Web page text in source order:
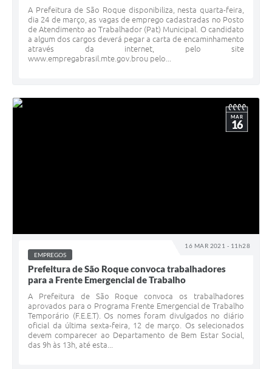
A Prefeitura de São Roque disponibiliza, nesta quarta-feira,
dia 24 de março, as vagas de emprego cadastradas no Posto
de Atendimento ao Trabalhador (Pat) Municipal. O candidato
a algum dos cargos deverá pegar a carta de encaminhamento
através da internet, pelo site
www.empregabrasil.mte.gov.brou pelo...
16 MAR 2021 - 11h28
MAR
16
EMPREGOS
Prefeitura de São Roque convoca trabalhadores
para a Frente Emergencial de Trabalho
A Prefeitura de São Roque convoca os trabalhadores
aprovados para o Programa Frente Emergencial de Trabalho
Temporário (F.E.E.T). Os nomes foram divulgados no diário
oficial da última sexta-feira, 12 de março. Os selecionados
devem comparecer ao Departamento de Bem Estar Social,
das 9h às 13h, até esta...